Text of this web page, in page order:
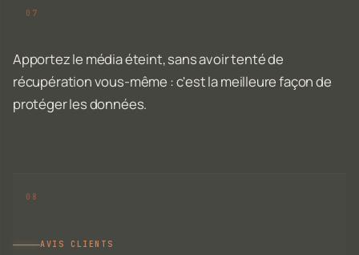
Apportez le média éteint, sans avoir tenté de
récupération vous-même : c'est la meilleure façon de
protéger les données.
AVIS CLIENTS